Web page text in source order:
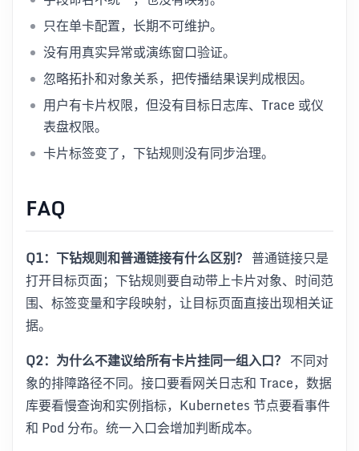
只在单卡配置，长期不可维护。
没有用真实异常或演练窗口验证。
忽略拓扑和对象关系，把传播结果误判成根因。
用户有卡片权限，但没有目标日志库、Trace 或仪
表盘权限。
卡片标签变了，下钻规则没有同步治理。
FAQ
Q1：下钻规则和普通链接有什么区别？ 普通链接只是
打开目标页面；下钻规则要自动带上卡片对象、时间范
围、标签变量和字段映射，让目标页面直接出现相关证
据。
Q2：为什么不建议给所有卡片挂同一组入口？ 不同对
象的排障路径不同。接口要看网关日志和 Trace，数据
库要看慢查询和实例指标，Kubernetes 节点要看事件
和 Pod 分布。统一入口会增加判断成本。